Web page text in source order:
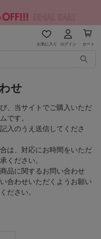
お気に入り ログイン カート
せ
、当サイトでご購入いただ
です。
入のうえ送信してくださ
は、対応にお時間をいただ
ください。
品に関するお問い合わせ
合わせいただくようお願い
ださい。